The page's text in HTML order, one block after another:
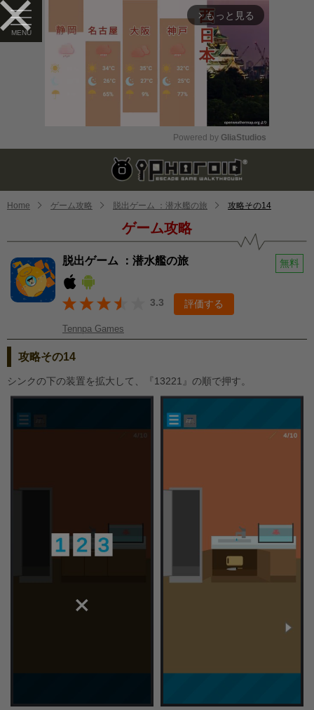
arrow_forward_ios もっと見る
Mute
Powered by GliaStudios
Home ゲーム攻略 脱出ゲーム ：潜水艦の旅 攻略その14
ゲーム攻略
脱出ゲーム ：潜水艦の旅 無料
3.3 評価する
Tennpa Games
攻略その14
シンクの下の装置を拡大して、『13221』の順で押す。